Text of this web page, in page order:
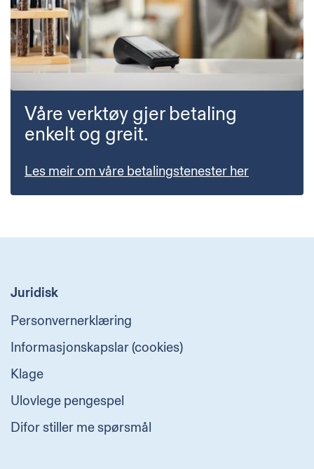
Våre verktøy gjer betaling
enkelt og greit.
Les meir om våre betalingstenester her
Juridisk
Personvernerklæring
Informasjonskapslar (cookies)
Klage
Ulovlege pengespel
Difor stiller me spørsmål